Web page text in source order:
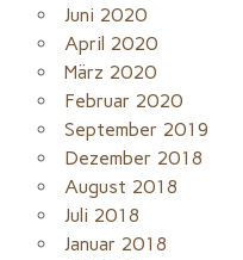
Juni 2020
April 2020
März 2020
Februar 2020
September 2019
Dezember 2018
August 2018
Juli 2018
Januar 2018